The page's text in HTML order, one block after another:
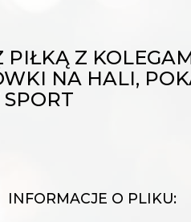
PIŁKĄ Z
NA HALI,
INFORMACJE O PLIKU: